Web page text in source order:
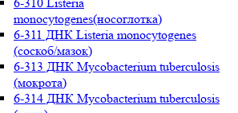
monocytogenes(носоглотка)
6-311 ДНК Listeria monocytogenes
(соскоб/мазок)
6-313 ДНК Mycobacterium tuberculosis
(мокрота)
6-314 ДНК Mycobacterium tuberculosis